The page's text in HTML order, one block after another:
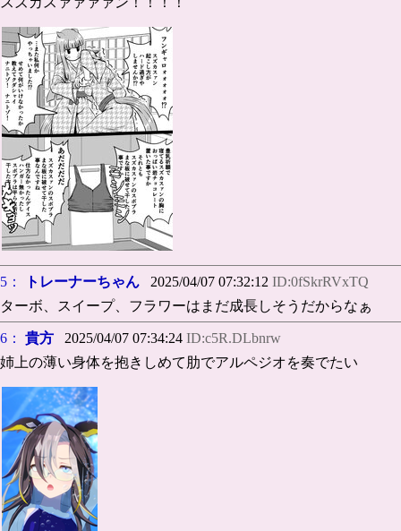
5： トレーナーちゃん 2025/04/07 07:32:12 ID:0fSkrRVxTQ
ターボ、スイープ、フラワーはまだ成長しそうだからなぁ
6： 貴方 2025/04/07 07:34:24 ID:c5R.DLbnrw
姉上の薄い身体を抱きしめて肋でアルペジオを奏でたい